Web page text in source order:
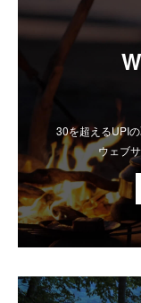
30を超えるUPI
ウェブ